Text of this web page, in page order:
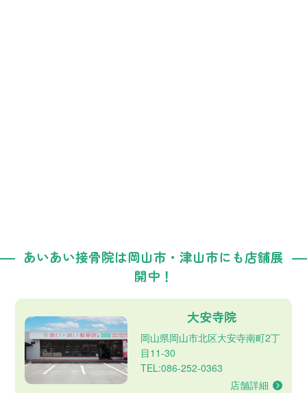
あいあい接骨院は岡山市・津山市にも店舗展
開中！
大安寺院
岡山県岡山市北区大安寺南町2丁
目11-30
TEL:086-252-0363
店舗詳細